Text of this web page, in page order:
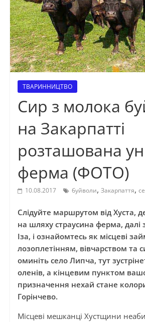
ТВАРИННИЦТВО
Сир з молока
на Закарпатті
розташована
ферма (ФОТО)
10.08.2017 буйволи, Закарпаття,
Слідуйте маршрутом від Хуста,
на шляху страусина ферма, далі
Іза, і ознайомтесь як місцеві
лозоплетінням, вівчарством та
оминіть село Липча, тут
оленів, а кінцевим пунктом
призначення нехай стане
Горінчево.
Місцеві мешканці Хустщини